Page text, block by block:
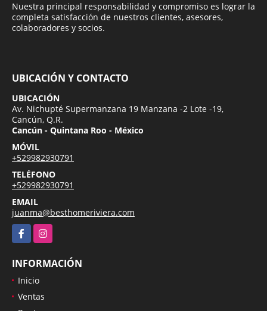
Nuestra principal responsabilidad y compromiso es lograr la
completa satisfacción de nuestros clientes, asesores,
colaboradores y socios.
UBICACIÓN Y CONTACTO
UBICACIÓN
Av. Nichupté Supermanzana 19 Manzana -2 Lote -19,
Cancún, Q.R.
Cancún - Quintana Roo - México
MÓVIL
+529982930791
TELÉFONO
+529982930791
EMAIL
juanma@besthomeriviera.com
FacebookInstagram
INFORMACIÓN
Inicio
Ventas